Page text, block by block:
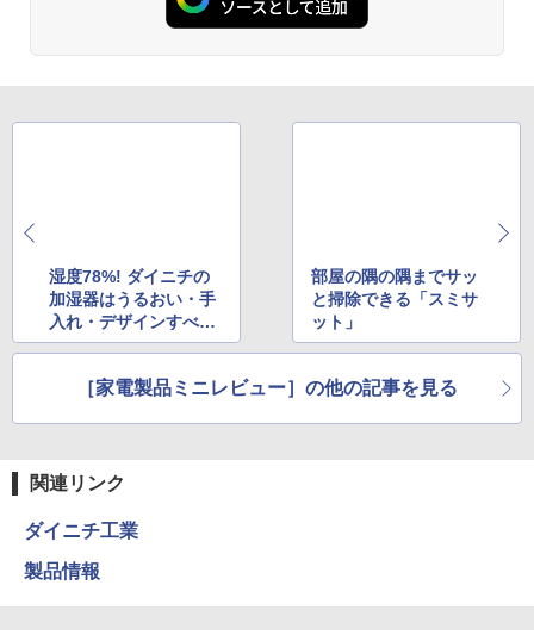
湿度78%! ダイニチの
加湿器はうるおい・手
入れ・デザインすべて
マルッ!
部屋の隅の隅までサッ
と掃除できる「スミサ
ット」
［家電製品ミニレビュー］の他の記事を見る
関連リンク
ダイニチ工業
製品情報